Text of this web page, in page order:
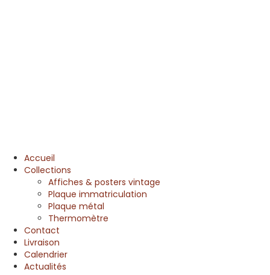
Accueil
Collections
Affiches & posters vintage
Plaque immatriculation
Plaque métal
Thermomètre
Contact
Livraison
Calendrier
Actualités